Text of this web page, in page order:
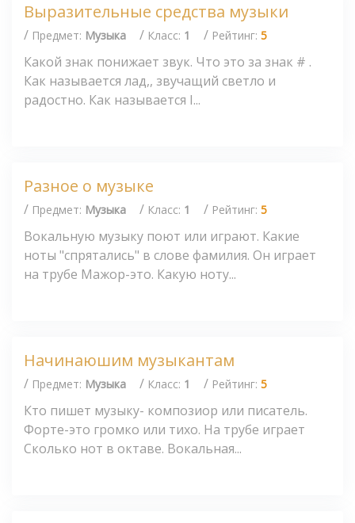
Выразительные средства музыки
/ Предмет: Музыка / Класс: 1 / Рейтинг: 5
Какой знак понижает звук. Что это за знак # .
Как называется лад,, звучащий светло и
радостно. Как называется I...
Разное о музыке
/ Предмет: Музыка / Класс: 1 / Рейтинг: 5
Вокальную музыку поют или играют. Какие
ноты "спрятались" в слове фамилия. Он играет
на трубе Мажор-это. Какую ноту...
Начинаюшим музыкантам
/ Предмет: Музыка / Класс: 1 / Рейтинг: 5
Кто пишет музыку- композиор или писатель.
Форте-это громко или тихо. На трубе играет
Сколько нот в октаве. Вокальная...